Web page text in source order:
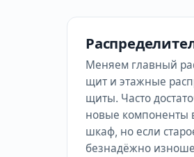
Меняем главный
щит и этажные
щиты. Часто
новые компоненты
шкаф, но если
безнадёжно